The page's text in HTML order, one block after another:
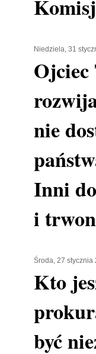
Niedziela, 31
Ojciec
nie
Inni
i
Środa, 27 stycznia
Kto
być